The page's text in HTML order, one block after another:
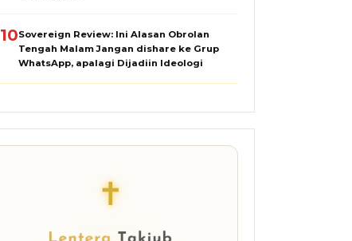
10Sovereign Review: Ini Alasan Obrolan
Tengah Malam Jangan dishare ke Grup
WhatsApp, apalagi Dijadiin Ideologi
✝